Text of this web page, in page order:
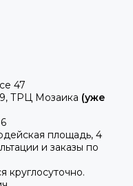
47
9, ТРЦ Мозаика (уже
площадь, 4
и заказы по
круглосуточно.